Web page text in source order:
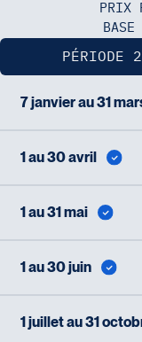
PRIX
PÉRIODE
7 janvier au 31
1 au 30 avril
1 au 31 mai
1 au 30 juin
1 juillet au 31
J4Y 0G4
450-465-0620 /
Voyages Granby
J2G 2V5
0447
Pont-Rouge
G3H 2G2
Tél :418-873-4515
Voyages Laurier du
Champlain, bureau
Tél :418-653-1882 /